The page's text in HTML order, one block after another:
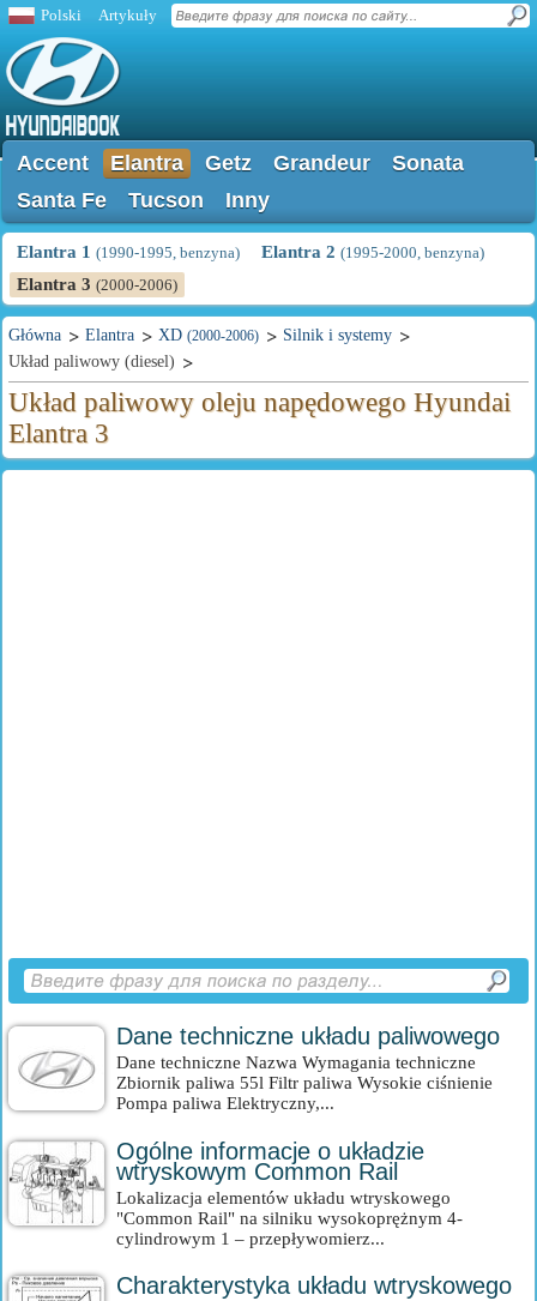
Polski Artykuły
Accent Elantra Getz Grandeur
Sonata
Santa Fe
Tucson Inny
Elantra 1 (1990-1995, benzyna) Elantra 2 (1995-2000, benzyna)
Elantra 3 (2000-2006)
Główna Elantra XD (2000-2006)
Silnik i systemy
Układ paliwowy (diesel)
Układ paliwowy oleju napędowego Hyundai
Elantra 3
Dane techniczne układu paliwowego
Dane techniczne Nazwa Wymagania techniczne
Zbiornik paliwa 55l Filtr paliwa Wysokie ciśnienie
Pompa paliwa Elektryczny,...
Ogólne informacje o układzie
wtryskowym Common Rail
Lokalizacja elementów układu wtryskowego
"Common Rail" na silniku wysokoprężnym 4-
cylindrowym 1 – przepływomierz...
Charakterystyka układu wtryskowego